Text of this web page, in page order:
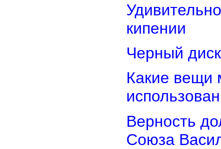
кипении
Черный
Какие вещи
Верность
Союза